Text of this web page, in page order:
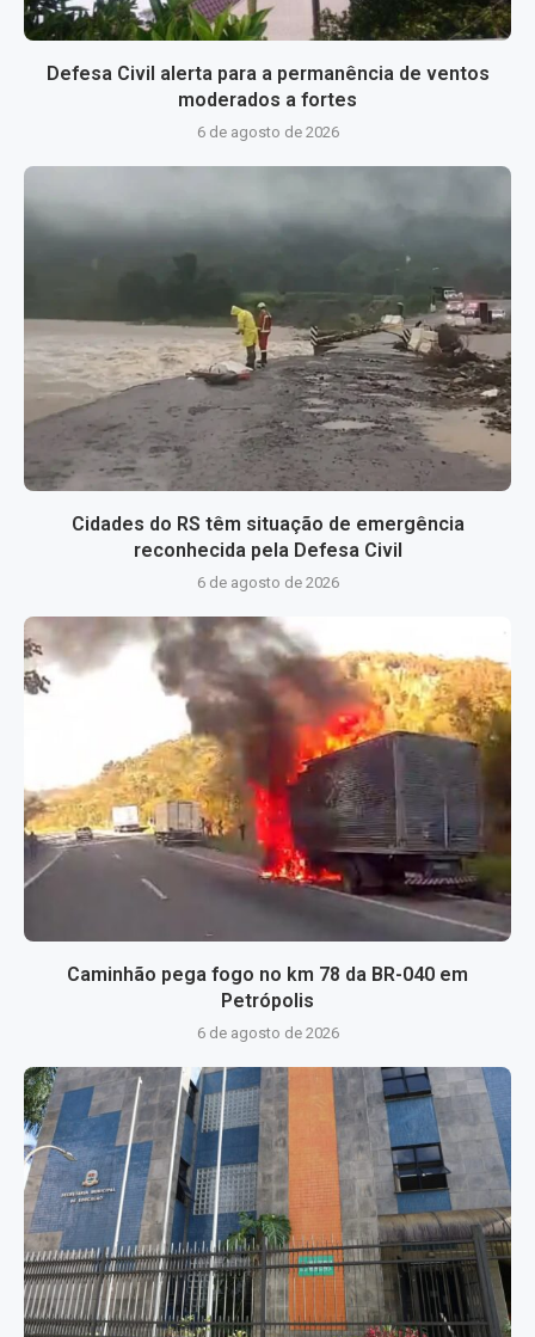
Defesa Civil alerta para a permanência de ventos
moderados a fortes
6 de agosto de 2026
Cidades do RS têm situação de emergência
reconhecida pela Defesa Civil
6 de agosto de 2026
Caminhão pega fogo no km 78 da BR-040 em
Petrópolis
6 de agosto de 2026